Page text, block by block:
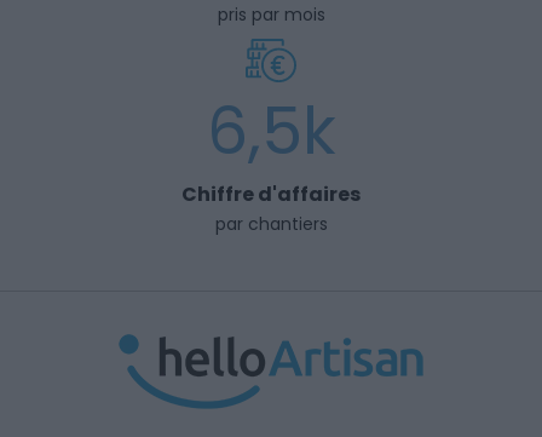
pris par mois
6,5k
Chiffre d'affaires
par chantiers